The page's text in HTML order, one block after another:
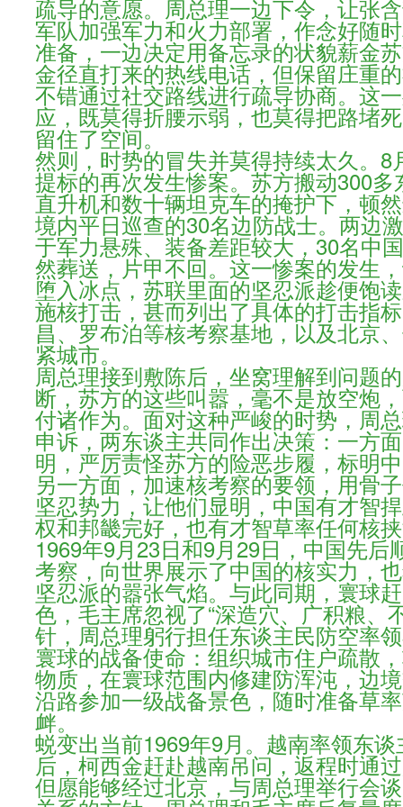
疏导的意愿。周总理一边下令，让张
军队加强军力和火力部署，作念好随
准备，一边决定用备忘录的状貌薪金
金径直打来的热线电话，但保留庄重
不错通过社交路线进行疏导协商。这
应，既莫得折腰示弱，也莫得把路堵
留住了空间。
然则，时势的冒失并莫得持续太久。8
提标的再次发生惨案。苏方搬动300
直升机和数十辆坦克车的掩护下，顿
境内平日巡查的30名边防战士。两边
于军力悬殊、装备差距较大，30名中
然葬送，片甲不回。这一惨案的发生
堕入冰点，苏联里面的坚忍派趁便饱
施核打击，甚而列出了具体的打击指
昌、罗布泊等核考察基地，以及北京
紧城市。
周总理接到敷陈后，坐窝理解到问题
断，苏方的这些叫嚣，毫不是放空炮
付诸作为。面对这种严峻的时势，周
申诉，两东谈主共同作出决策：一方
明，严厉责怪苏方的险恶步履，标明
另一方面，加速核考察的要领，用骨
坚忍势力，让他们显明，中国有才智
权和邦畿完好，也有才智草率任何核
1969年9月23日和9月29日，中国先后
考察，向世界展示了中国的核实力，
坚忍派的嚣张气焰。与此同期，寰球
色，毛主席忽视了“深造穴、广积粮、
针，周总理躬行担任东谈主民防空率
寰球的战备使命：组织城市住户疏散
物质，在寰球范围内修建防浑沌，边
沿路参加一级战备景色，随时准备草
衅。
蜕变出当前1969年9月。越南率领东
后，柯西金赶赴越南吊问，返程时通
但愿能够经过北京，与周总理举行会